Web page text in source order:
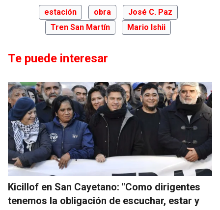
estación obra
José C. Paz
Tren San Martín
Mario Ishii
Te puede interesar
Kicillof en San Cayetano: "Como dirigentes
tenemos la obligación de escuchar, estar y